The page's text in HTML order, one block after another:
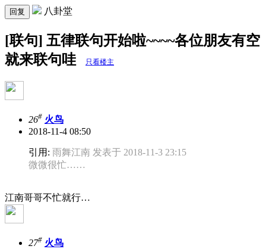
回复 八卦堂
[联句] 五律联句开始啦~~~~各位朋友有空
就来联句哇
只看楼主
26# 火鸟
2018-11-4 08:50
引用: 雨舞江南 发表于 2018-11-3 23:15
微微很忙……
江南哥哥不忙就行…
27# 火鸟